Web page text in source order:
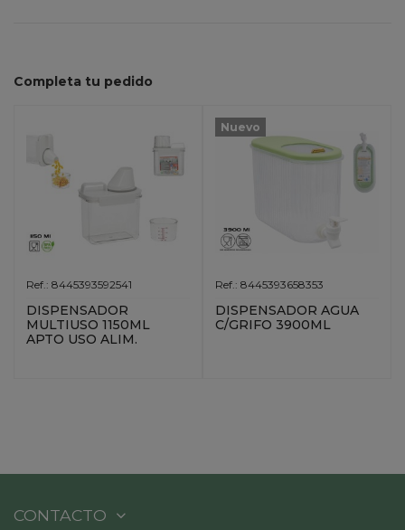
Completa tu pedido
Ref.: 8445393592541
DISPENSADOR
MULTIUSO 1150ML
APTO USO ALIM.
Nuevo
Ref.: 8445393658353
DISPENSADOR AGUA
C/GRIFO 3900ML
CONTACTO